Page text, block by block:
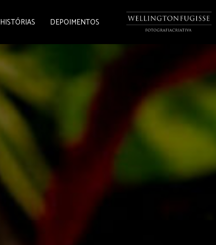
HISTÓRIAS DEPOIMENTOS